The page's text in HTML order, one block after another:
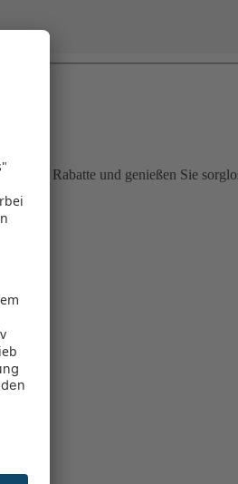
Rabatte und genießen Sie